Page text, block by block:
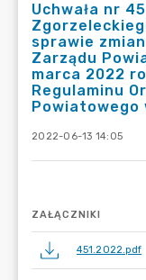
Uchwała nr
sprawie
Zarządu
marca 2022
Regulaminu
Powiatowego
2022-06-13 14:05
ZAŁĄCZNIKI
451.2022.pdf